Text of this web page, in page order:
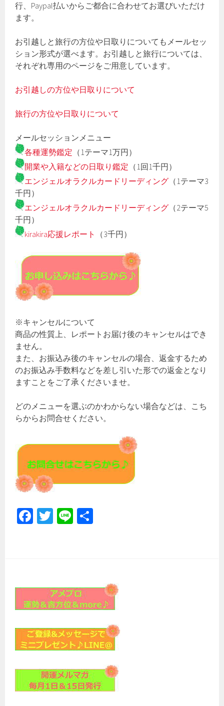
行、Paypal払いからご都合に合わせてお選びいただけ
ます。
お引越しと旅行の方位や日取りについてもメールセッ
ション形式が選べます。お引越しと旅行については、
それぞれ専用のページをご用意しています。
お引越しの方位や日取りについて
旅行の方位や日取りについて
メールセッションメニュー
各種運勢鑑定 （1テーマ1万円）
開業や入籍などの日取り鑑定 （1回1千円）
エンジェルオラクルカードリーディング （1テーマ3
千円）
エンジェルオラクルカードリーディング （2テーマ5
千円）
kirakira応援レポート
（3千円）
※キャンセルについて
商品の性質上、レポートお届け後のキャンセルはでき
ません。
また、お振込み後のキャンセルの場合、返金するため
のお振込み手数料などを差し引いた形での返金となり
ますことをご了承くださいませ。
どのメニューを選ぶのかわからない場合などは、こち
らからお問合せください。
Fa T
Li